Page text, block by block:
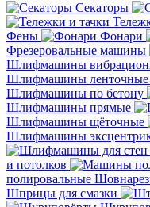
Секаторы
Фены
Фонари
Фрезеровальные машины
Шлифмашины
Шлифмашины ленточные
Шлифмашины по бетону
Шлифмашины прямые
Шлифмашины щёточные
Шлифмашины
и потолков
полировальные
Шприцы для смазки